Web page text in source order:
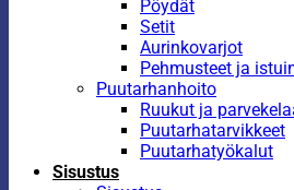
Pöydät
Setit
Aurinkovarjot
Pehmusteet ja
Puutarhanhoito
Ruukut ja
Puutarhatarvikkeet
Puutarhatyökalut
Sisustus